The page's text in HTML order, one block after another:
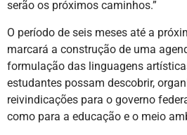
serão os próximos caminhos.”
O período de seis meses até a
marcará a construção de uma
formulação das linguagens
estudantes possam descobrir,
reivindicações para o governo
como para a educação e o meio